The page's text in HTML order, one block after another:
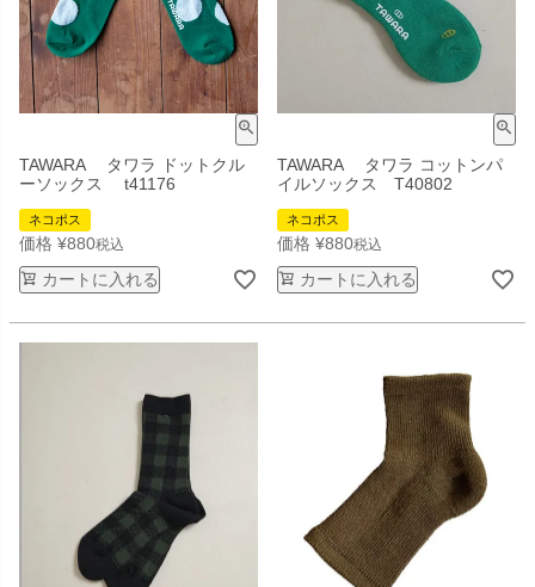
TAWARA タワラ ドットクル
ーソックス t41176
ネコポス
価格 ¥880税込
カートに入れる
TAWARA タワラ コットンパ
イルソックス T40802
ネコポス
価格 ¥880税込
カートに入れる